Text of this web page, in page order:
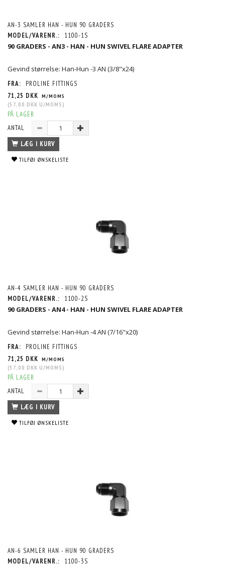
AN-3 SAMLER HAN - HUN 90 GRADERS
MODEL/VARENR.:
1100-1S
90 GRADERS - AN3 - HAN - HUN SWIVEL FLARE ADAPTER
Gevind størrelse: Han-Hun -3 AN (3/8"x24)
FRA:
PROLINE FITTINGS
71,25 DKK M/MOMS
(57,00 DKK U/MOMS )
PÅ LAGER
ANTAL
LÆG I KURV
TILFØJ ØNSKELISTE
AN-4 SAMLER HAN - HUN 90 GRADERS
MODEL/VARENR.:
1100-2S
90 GRADERS - AN4 - HAN - HUN SWIVEL FLARE ADAPTER
Gevind størrelse: Han-Hun -4 AN (7/16"x20)
FRA:
PROLINE FITTINGS
71,25 DKK M/MOMS
(57,00 DKK U/MOMS )
PÅ LAGER
ANTAL
LÆG I KURV
TILFØJ ØNSKELISTE
AN-6 SAMLER HAN - HUN 90 GRADERS
MODEL/VARENR.:
1100-3S